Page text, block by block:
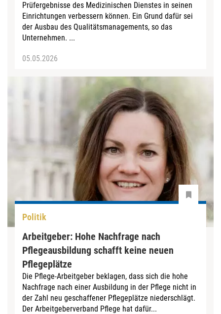
Prüfergebnisse des Medizinischen Dienstes in seinen
Einrichtungen verbessern können. Ein Grund dafür sei
der Ausbau des Qualitätsmanagements, so das
Unternehmen. ...
05.05.2026
Politik
Arbeitgeber: Hohe Nachfrage nach
Pflegeausbildung schafft keine neuen
Pflegeplätze
Die Pflege-Arbeitgeber beklagen, dass sich die hohe
Nachfrage nach einer Ausbildung in der Pflege nicht in
der Zahl neu geschaffener Pflegeplätze niederschlägt.
Der Arbeitgeberverband Pflege hat dafür...